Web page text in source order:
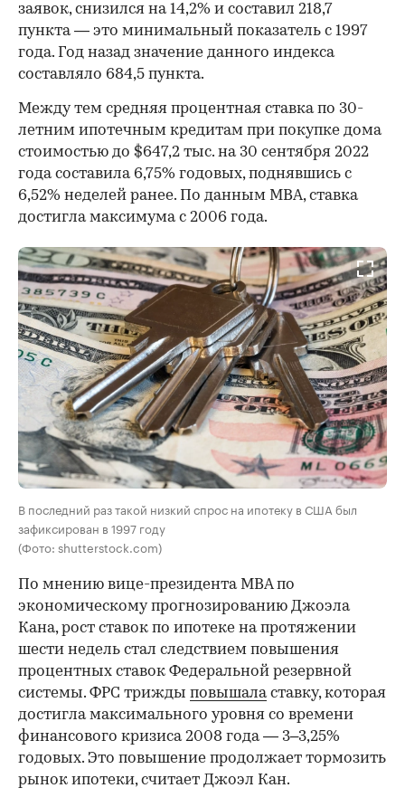
заявок, снизился на 14,2% и составил 218,7
пункта — это минимальный показатель с 1997
года. Год назад значение данного индекса
составляло 684,5 пункта.
Между тем средняя процентная ставка по 30-
летним ипотечным кредитам при покупке дома
стоимостью до $647,2 тыс. на 30 сентября 2022
года составила 6,75% годовых, поднявшись с
6,52% неделей ранее. По данным MBA, ставка
достигла максимума с 2006 года.
В последний раз такой низкий спрос на ипотеку в США был
зафиксирован в 1997 году
(Фото: shutterstock.com)
По мнению вице-президента MBA по
экономическому прогнозированию Джоэла
Кана, рост ставок по ипотеке на протяжении
шести недель стал следствием повышения
процентных ставок Федеральной резервной
системы. ФРС трижды повышаластавку, которая
достигла максимального уровня со времени
финансового кризиса 2008 года — 3–3,25%
годовых. Это повышение продолжает тормозить
рынок ипотеки, считает Джоэл Кан.